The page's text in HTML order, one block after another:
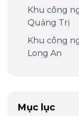
Khu công
Quảng Trị
Khu công
Long An
Mục lục